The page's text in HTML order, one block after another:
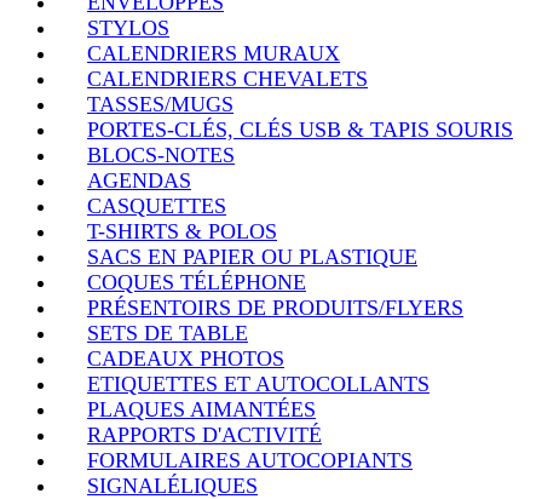
STYLOS
CALENDRIERS MURAUX
CALENDRIERS CHEVALETS
TASSES/MUGS
PORTES-CLÉS, CLÉS USB & TAPIS SOURIS
BLOCS-NOTES
AGENDAS
CASQUETTES
T-SHIRTS & POLOS
SACS EN PAPIER OU PLASTIQUE
COQUES TÉLÉPHONE
PRÉSENTOIRS DE PRODUITS/FLYERS
SETS DE TABLE
CADEAUX PHOTOS
ETIQUETTES ET AUTOCOLLANTS
PLAQUES AIMANTÉES
RAPPORTS D'ACTIVITÉ
FORMULAIRES AUTOCOPIANTS
SIGNALÉLIQUES